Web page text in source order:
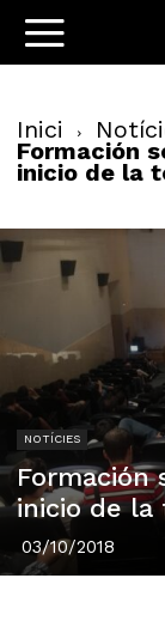
Inici
Formación
inicio de la
NOTÍCIES
Formación
inicio de la
03/10/2018